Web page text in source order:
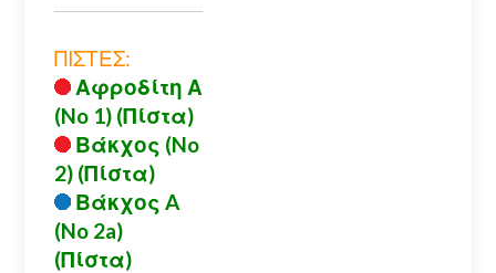
ΠΙΣΤΕΣ:
Αφροδίτη Α
(No 1) (Πίστα)
Βάκχος (No
2) (Πίστα)
Βάκχος A
(No 2a)
(Πίστα)